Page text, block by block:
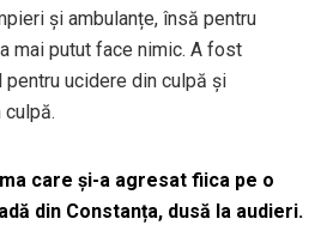
și ambulanțe, însă pentru
mai putut face nimic. A fost
ucidere din culpă și
care și-a agresat fiica pe o
din Constanța, dusă la audieri.